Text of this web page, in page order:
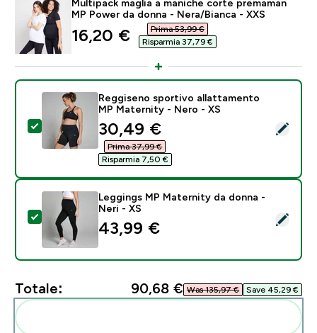
Multipack maglia a maniche corte premaman
MP Power da donna - Nera/Bianca - XXS
discounted price
16,20 €‎
Prima 53,99 €‎
Risparmia 37,79 €‎
Seleziona questo prodotto - Reggiseno sportivo
Reggiseno sportivo allattamento
MP Maternity - Nero - XS
discounted price
30,49 €‎
Prima 37,99 €‎
Risparmia 7,50 €‎
Seleziona questo prodotto - Leggings MP Maternity
Leggings MP Maternity da donna -
Neri - XS
43,99 €‎
Totale: 90,68 €‎ Was 135,97 €‎ Save 45,29 €‎